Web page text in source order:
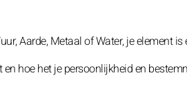
Aarde, Metaal of Water, je element
hoe het je persoonlijkheid en